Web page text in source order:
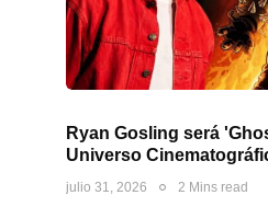
Ryan Gosling será
Universo
julio 31, 2026 2 Mins read